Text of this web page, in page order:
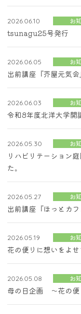
2026.06.10 お
tsunagu25号発行
2026.06.05 お
出前講座『芥屋元気会
2026.06.03 お
令和8年度北洋大学開
2026.05.30 お
リハビリテーション
た。
2026.05.27 お
出前講座『ほっとカフ
2026.05.19 お
花の便りに想いをよ
2026.05.08 お
母の日企画 ～花の便